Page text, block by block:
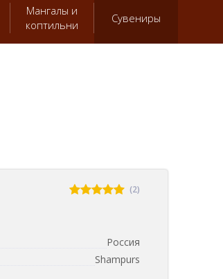
Мангалы и
коптильни
Сувениры
(2)
Россия
Shampurs